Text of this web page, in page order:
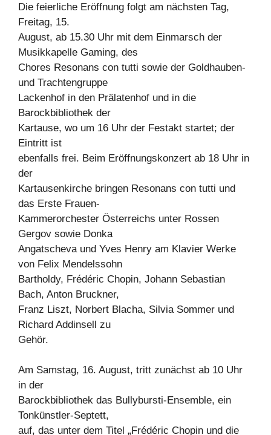
Die feierliche Eröffnung folgt am nächsten Tag,
Freitag, 15.
August, ab 15.30 Uhr mit dem Einmarsch der
Musikkapelle Gaming, des
Chores Resonans con tutti sowie der Goldhauben-
und Trachtengruppe
Lackenhof in den Prälatenhof und in die
Barockbibliothek der
Kartause, wo um 16 Uhr der Festakt startet; der
Eintritt ist
ebenfalls frei. Beim Eröffnungskonzert ab 18 Uhr in
der
Kartausenkirche bringen Resonans con tutti und
das Erste Frauen-
Kammerorchester Österreichs unter Rossen
Gergov sowie Donka
Angatscheva und Yves Henry am Klavier Werke
von Felix Mendelssohn
Bartholdy, Frédéric Chopin, Johann Sebastian
Bach, Anton Bruckner,
Franz Liszt, Norbert Blacha, Silvia Sommer und
Richard Addinsell zu
Gehör.
Am Samstag, 16. August, tritt zunächst ab 10 Uhr
in der
Barockbibliothek das Bullybursti-Ensemble, ein
Tonkünstler-Septett,
auf, das unter dem Titel „Frédéric Chopin und die